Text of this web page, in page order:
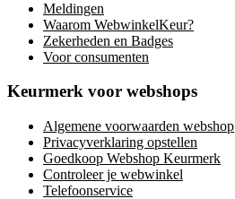
Meldingen
Waarom WebwinkelKeur?
Zekerheden en Badges
Voor consumenten
Keurmerk voor webshops
Algemene voorwaarden webshop
Privacyverklaring opstellen
Goedkoop Webshop Keurmerk
Controleer je webwinkel
Telefoonservice